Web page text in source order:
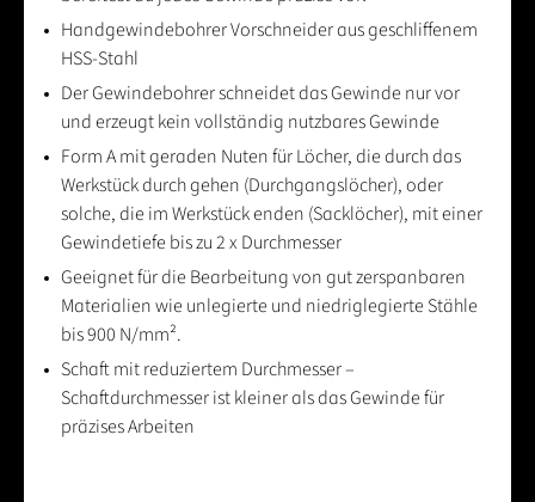
Handgewindebohrer Vorschneider aus geschliffenem
HSS-Stahl
Der Gewindebohrer schneidet das Gewinde nur vor
und erzeugt kein vollständig nutzbares Gewinde
Form A mit geraden Nuten für Löcher, die durch das
Werkstück durch gehen (Durchgangslöcher), oder
solche, die im Werkstück enden (Sacklöcher), mit einer
Gewindetiefe bis zu 2 x Durchmesser
Geeignet für die Bearbeitung von gut zerspanbaren
Materialien wie unlegierte und niedriglegierte Stähle
bis 900 N/mm².
Schaft mit reduziertem Durchmesser –
Schaftdurchmesser ist kleiner als das Gewinde für
präzises Arbeiten